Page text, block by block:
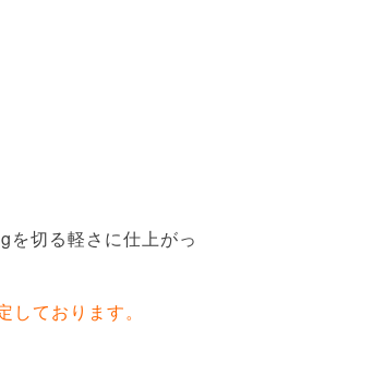
切る軽さに仕上がっ
ております。